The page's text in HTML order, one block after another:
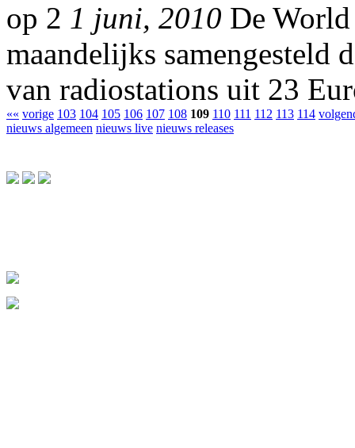
op 2 1 juni, 2010 De
maandelijks samengesteld
van radiostations uit 23
«« vorige 103 104 105 106 107 108 109 110 111 112 113 114
nieuws algemeen nieuws live nieuws releases